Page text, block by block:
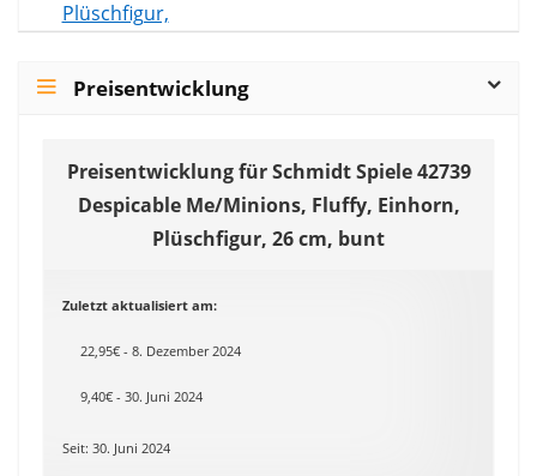
Preisentwicklung
Preisentwicklung für Schmidt Spiele 42739
Despicable Me/Minions, Fluffy, Einhorn,
Plüschfigur, 26 cm, bunt
Zuletzt aktualisiert am:
22,95€ - 8. Dezember 2024
9,40€ - 30. Juni 2024
Seit: 30. Juni 2024